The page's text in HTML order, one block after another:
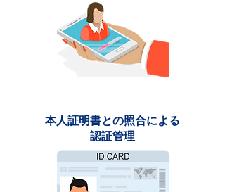
本人証明書との照合による
認証管理